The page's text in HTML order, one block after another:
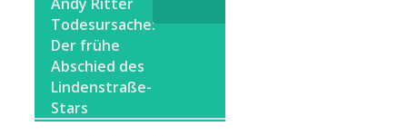
Todesursache:
Der frühe
Abschied des
Lindenstraße-
Stars